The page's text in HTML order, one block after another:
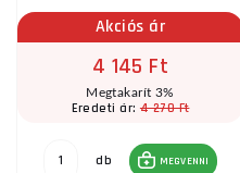
Akciós ár
4 145 Ft
Megtakarít 3%
Eredeti ár:4 270 Ft
db MEGVENNI